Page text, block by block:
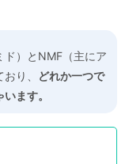
ド）とNMF（主にア
り、
どれか一つで
ます。